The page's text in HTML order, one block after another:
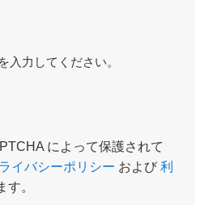
入力してください。
によって保護されて
イバシーポリシー および 利
。